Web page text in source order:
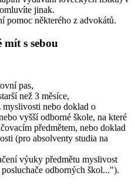
jinak.
pomoc některého z advokátů.
s sebou
pas,
než 3 měsíce,
nebo doklad o
vyšší odborné škole, na které
předmětem, nebo doklad
(pro absolventy studia na
výuky předmětu myslivost
odborných škol...").